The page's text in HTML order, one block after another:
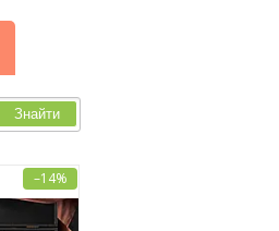
Знайти
–14%